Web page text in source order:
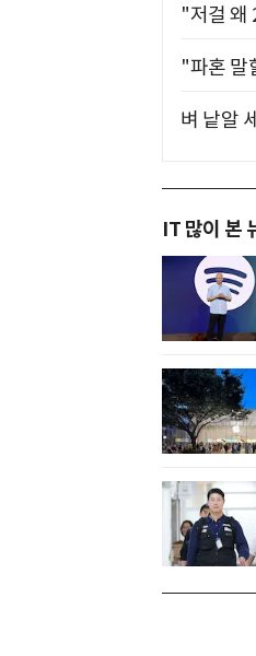
"저걸 왜
"파혼 말
벼 낱알
IT 많이 본